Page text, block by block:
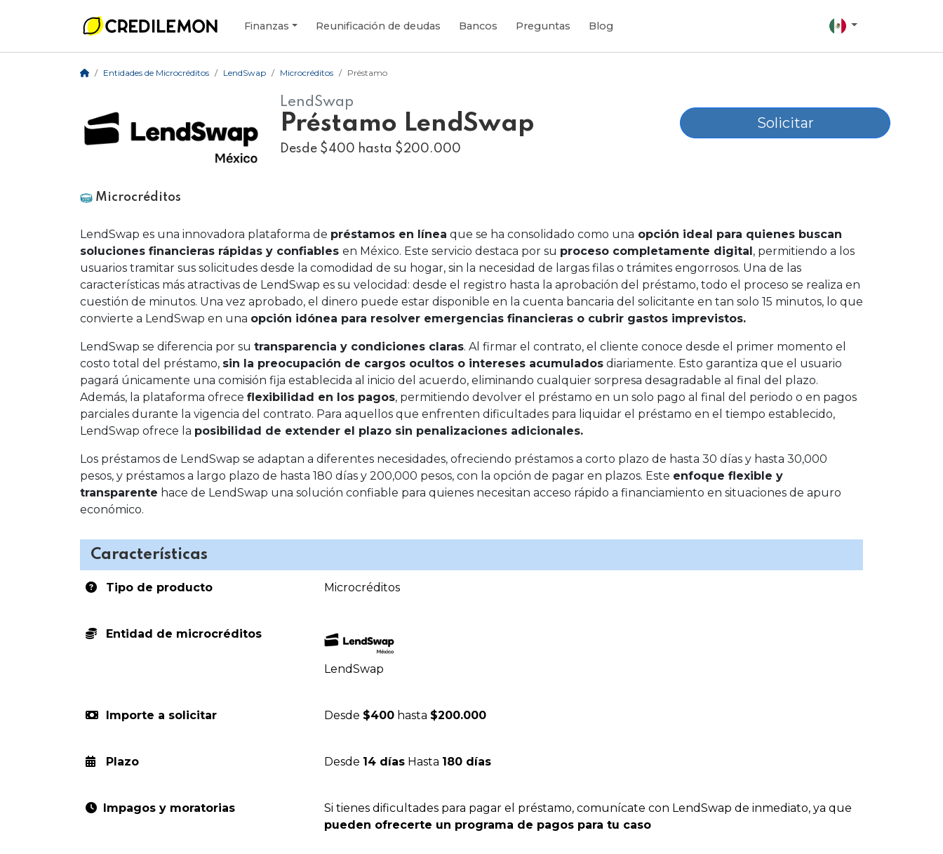
Finanzas Reunificación de deudas Bancos Preguntas Blog
Entidades de Microcréditos LendSwap Microcréditos Préstamo
LendSwap
Préstamo LendSwap
Desde $400 hasta $200.000
Solicitar
Microcréditos
LendSwap es una innovadora plataforma de préstamos en línea que se ha consolidado como una opción ideal para quienes buscan
soluciones financieras rápidas y confiables en México. Este servicio destaca por su proceso completamente digital, permitiendo a los
usuarios tramitar sus solicitudes desde la comodidad de su hogar, sin la necesidad de largas filas o trámites engorrosos. Una de las
características más atractivas de LendSwap es su velocidad: desde el registro hasta la aprobación del préstamo, todo el proceso se realiza en
cuestión de minutos. Una vez aprobado, el dinero puede estar disponible en la cuenta bancaria del solicitante en tan solo 15 minutos, lo que
convierte a LendSwap en una opción idónea para resolver emergencias financieras o cubrir gastos imprevistos.
LendSwap se diferencia por su transparencia y condiciones claras. Al firmar el contrato, el cliente conoce desde el primer momento el
costo total del préstamo, sin la preocupación de cargos ocultos o intereses acumulados diariamente. Esto garantiza que el usuario
pagará únicamente una comisión fija establecida al inicio del acuerdo, eliminando cualquier sorpresa desagradable al final del plazo.
Además, la plataforma ofrece flexibilidad en los pagos, permitiendo devolver el préstamo en un solo pago al final del periodo o en pagos
parciales durante la vigencia del contrato. Para aquellos que enfrenten dificultades para liquidar el préstamo en el tiempo establecido,
LendSwap ofrece la posibilidad de extender el plazo sin penalizaciones adicionales.
Los préstamos de LendSwap se adaptan a diferentes necesidades, ofreciendo préstamos a corto plazo de hasta 30 días y hasta 30,000
pesos, y préstamos a largo plazo de hasta 180 días y 200,000 pesos, con la opción de pagar en plazos. Este enfoque flexible y
transparente hace de LendSwap una solución confiable para quienes necesitan acceso rápido a financiamiento en situaciones de apuro
económico.
Características
Tipo de producto Microcréditos
Entidad de microcréditos
LendSwap
Importe a solicitar Desde $400 hasta $200.000
Plazo Desde 14 días Hasta 180 días
Impagos y moratorias
Si tienes dificultades para pagar el préstamo, comunícate con LendSwap de inmediato, ya que
pueden ofrecerte un programa de pagos para tu caso